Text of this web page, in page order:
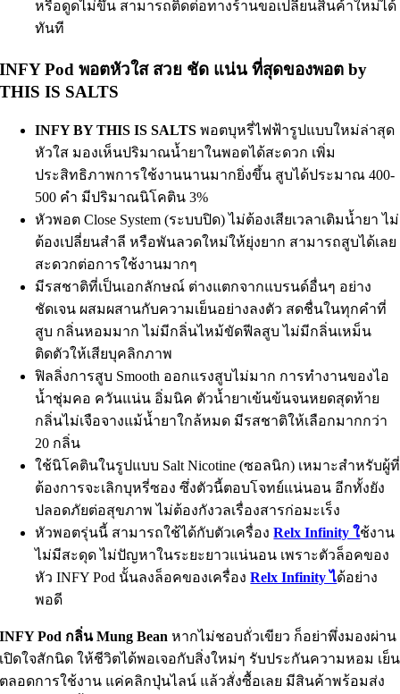
หรือดูดไม่ขึ้น สามารถติดต่อทางร้านขอเปลี่ยนสินค้าใหม่ได้
ทันที
INFY Pod พอตหัวใส สวย ชัด แน่น ที่สุดของพอต by
THIS IS SALTS
INFY BY THIS IS SALTS พอตบุหรี่ไฟฟ้ารูปแบบใหม่ล่าสุด
หัวใส มองเห็นปริมาณน้ำยาในพอตได้สะดวก เพิ่ม
ประสิทธิภาพการใช้งานนานมากยิ่งขึ้น สูบได้ประมาณ 400-
500 คำ มีปริมาณนิโคติน 3%
หัวพอตClose System (ระบบปิด) ไม่ต้องเสียเวลาเติมน้ำยา ไม่
ต้องเปลี่ยนสำลี หรือพันลวดใหม่ให้ยุ่งยาก สามารถสูบได้เลย
สะดวกต่อการใช้งานมากๆ
มีรสชาติที่เป็นเอกลักษณ์ ต่างแตกจากแบรนด์อื่นๆ อย่าง
ชัดเจน ผสมผสานกับความเย็นอย่างลงตัว สดชื่นในทุกคำที่
สูบ กลิ่นหอมมาก ไม่มีกลิ่นไหม้ขัดฟีลสูบ ไม่มีกลิ่นเหม็น
ติดตัวให้เสียบุคลิกภาพ
ฟิลลิ่งการสูบ Smooth ออกแรงสูบไม่มาก การทำงานของไอ
น้ำชุ่มคอ ควันแน่น อิ่มนิค ตัวน้ำยาเข้นข้นจนหยดสุดท้าย
กลิ่นไม่เจือจางแม้น้ำยาใกล้หมด มีรสชาติให้เลือกมากกว่า
20 กลิ่น
ใช้นิโคตินในรูปแบบ Salt Nicotine (ซอลนิก) เหมาะสำหรับผู้ที่
ต้องการจะเลิกบุหรี่ซอง ซึ่งตัวนี้ตอบโจทย์แน่นอน อีกทั้งยัง
ปลอดภัยต่อสุขภาพ ไม่ต้องกังวลเรื่องสารก่อมะเร็ง
หัวพอตรุ่นนี้ สามารถใช้ได้กับตัวเครื่องRelx Infinity ใช้งาน
ไม่มีสะดุด ไม่ปัญหาในระยะยาวแน่นอน เพราะตัวล็อคของ
หัวINFY Pod นั้นลงล็อคของเครื่องRelx Infinity ได้อย่าง
พอดี
INFY Pod กลิ่น Mung Beanหากไม่ชอบถั่วเขียว ก็อย่าพึ่งมองผ่าน
เปิดใจสักนิด ให้ชีวิตได้พอเจอกับสิ่งใหม่ๆ รับประกันความหอม เย็น
ตลอดการใช้งาน แค่คลิกปุ่นไลน์ แล้วสั่งซื้อเลย มีสินค้าพร้อมส่ง